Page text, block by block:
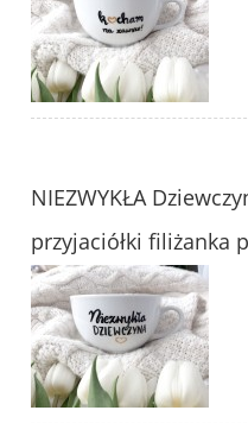
NIEZWYKŁA
przyjaciółki filiżanka